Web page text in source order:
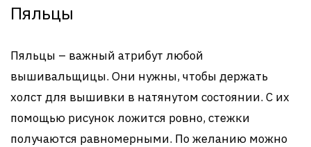
Пяльцы
Пяльцы – важный атрибут любой
вышивальщицы. Они нужны, чтобы держать
холст для вышивки в натянутом состоянии. С их
помощью рисунок ложится ровно, стежки
получаются равномерными. По желанию можно